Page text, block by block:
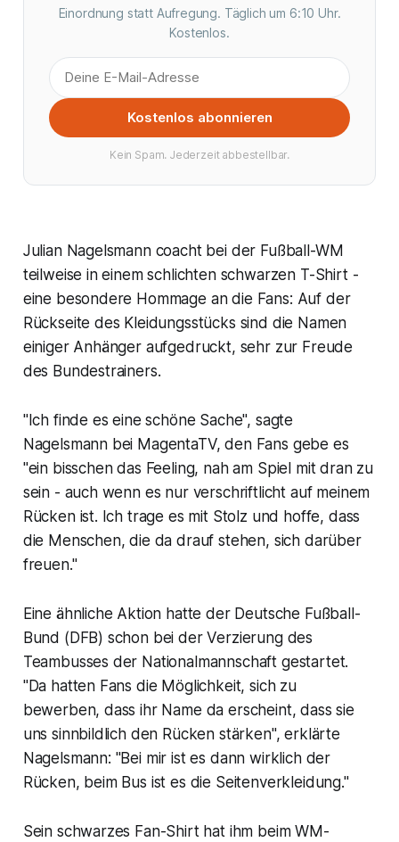
Einordnung statt Aufregung. Täglich um 6:10 Uhr.
Kostenlos.
Kostenlos abonnieren
Kein Spam. Jederzeit abbestellbar.
Julian Nagelsmann coacht bei der Fußball-WM
teilweise in einem schlichten schwarzen T-Shirt -
eine besondere Hommage an die Fans: Auf der
Rückseite des Kleidungsstücks sind die Namen
einiger Anhänger aufgedruckt, sehr zur Freude
des Bundestrainers.
"Ich finde es eine schöne Sache", sagte
Nagelsmann bei MagentaTV, den Fans gebe es
"ein bisschen das Feeling, nah am Spiel mit dran zu
sein - auch wenn es nur verschriftlicht auf meinem
Rücken ist. Ich trage es mit Stolz und hoffe, dass
die Menschen, die da drauf stehen, sich darüber
freuen."
Eine ähnliche Aktion hatte der Deutsche Fußball-
Bund (DFB) schon bei der Verzierung des
Teambusses der Nationalmannschaft gestartet.
"Da hatten Fans die Möglichkeit, sich zu
bewerben, dass ihr Name da erscheint, dass sie
uns sinnbildlich den Rücken stärken", erklärte
Nagelsmann: "Bei mir ist es dann wirklich der
Rücken, beim Bus ist es die Seitenverkleidung."
Sein schwarzes Fan-Shirt hat ihm beim WM-